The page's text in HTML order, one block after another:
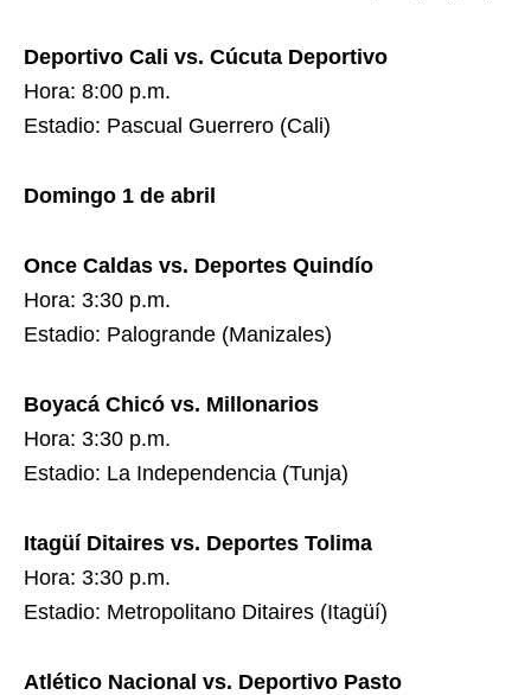
Deportivo Cali vs. Cúcuta Deportivo
Hora: 8:00 p.m.
Estadio: Pascual Guerrero (Cali)
Domingo 1 de abril
Once Caldas vs. Deportes Quindío
Hora: 3:30 p.m.
Estadio: Palogrande (Manizales)
Boyacá Chicó vs. Millonarios
Hora: 3:30 p.m.
Estadio: La Independencia (Tunja)
Itagüí Ditaires vs. Deportes Tolima
Hora: 3:30 p.m.
Estadio: Metropolitano Ditaires (Itagüí)
Atlético Nacional vs. Deportivo Pasto